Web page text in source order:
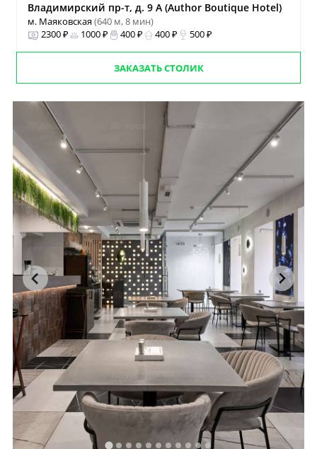
Владимирский пр-т, д. 9 А (Author Boutique Hotel)
м. Маяковская(640 м, 8 мин)
2300 ₽
1000 ₽ 400 ₽ 400 ₽ 500 ₽
ЗАКАЗАТЬ СТОЛИК